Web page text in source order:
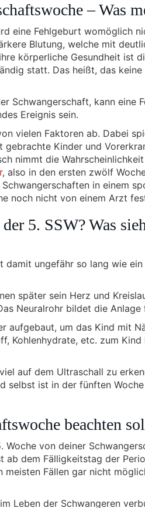
– Was
eine Fehlgeburt womöglich
Blutung, welche mit
körperliche Gesundheit ist
statt. Das heißt, das
Schwangerschaft, kann eine
Ereignis sein.
vielen Faktoren ab. Dabei
Kinder und
nimmt die
, also in den ersten zwölf
in einem
noch nicht von einem Arzt
5. SSW? Was
ungefähr so lang wie
später sein Herz und
Neuralrohr bildet die Anlage
aufgebaut, um das Kind mit
Kohlenhydrate, etc. zum
auf dem Ultraschall zu
selbst ist in der fünften
beachten
von deiner
dem Fälligkeitstag der
meisten Fällen gar nicht
Leben der Schwangeren